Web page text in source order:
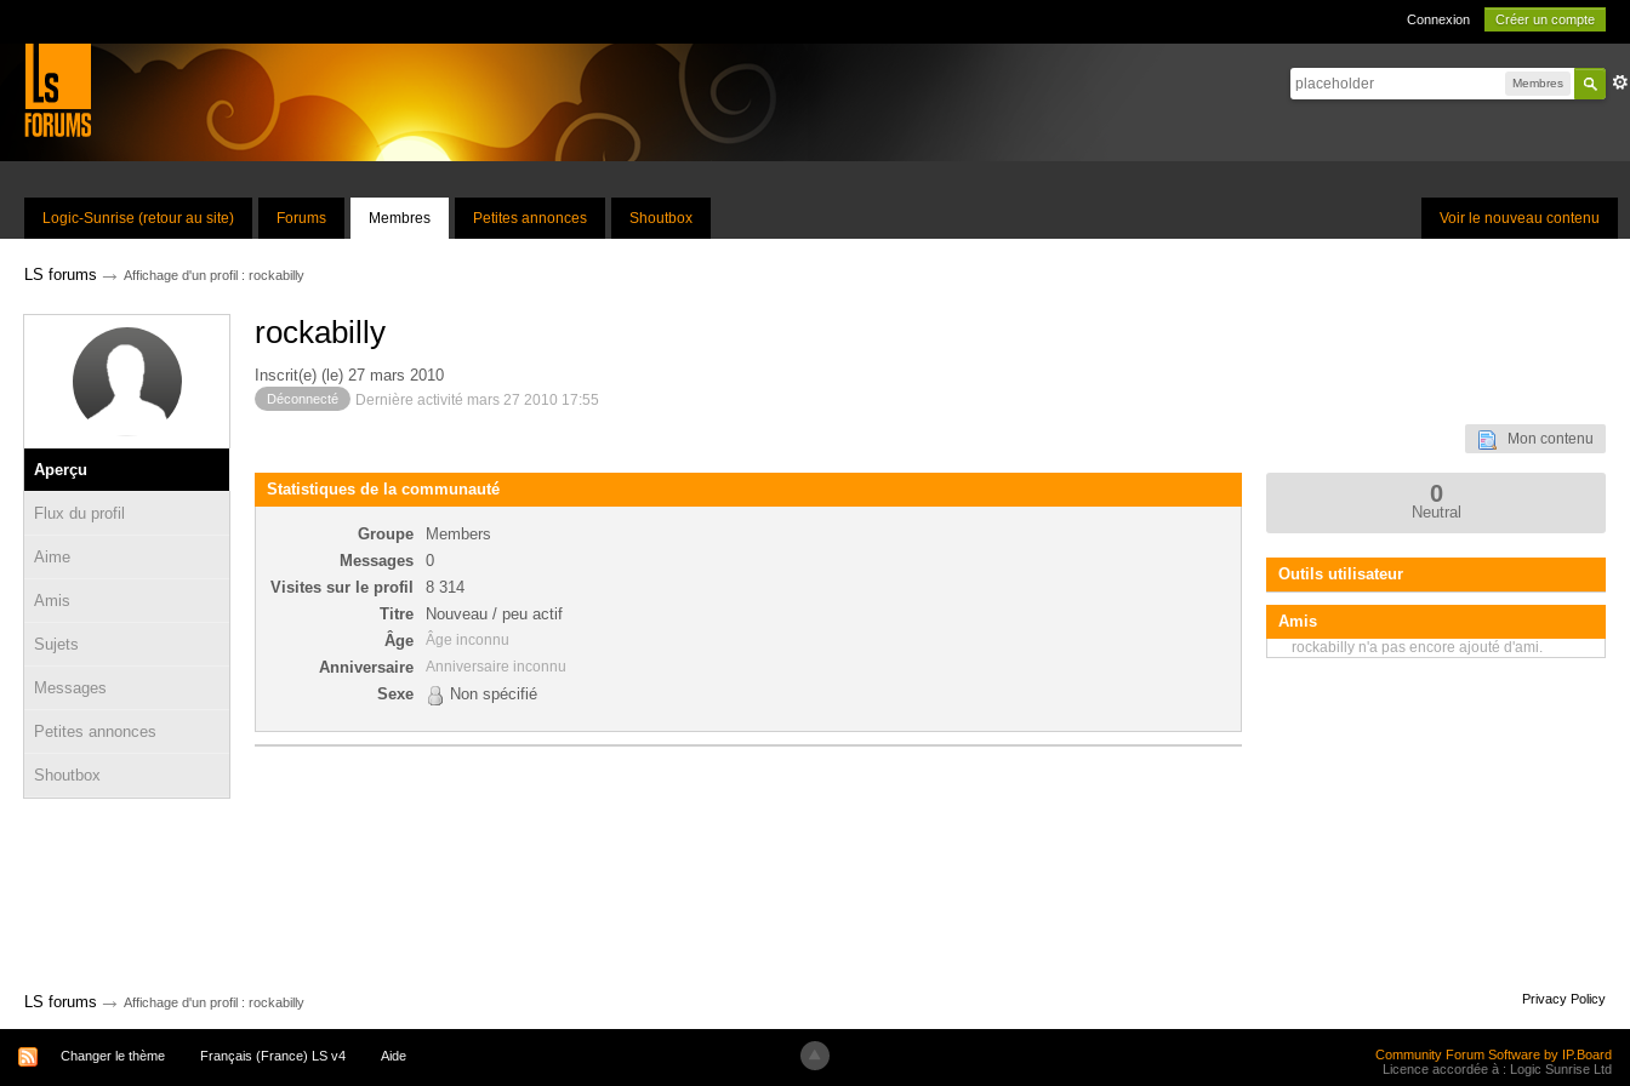
Connexion Créer un compte
Membres
Voir le nouveau contenu
Logic-Sunrise (retour au site) Forums Membres Petites annonces Shoutbox
LS forums → Affichage d'un profil : rockabilly
Aperçu
Flux du profil
Aime
Amis
Sujets
Messages
Petites annonces
Shoutbox
rockabilly
Inscrit(e) (le) 27 mars 2010
Déconnecté Dernière activité mars 27 2010 17:55
Mon contenu
Statistiques de la communauté
Groupe
Members
Messages
0
Visites sur le profil
8 314
Titre
Nouveau / peu actif
Âge
Âge inconnu
Anniversaire Anniversaire inconnu
Sexe Non spécifié
0
Neutral
Outils utilisateur
Amis
rockabilly n'a pas encore ajouté d'ami.
LS forums → Affichage d'un profil : rockabilly Privacy Policy
Changer le thème Français (France) LS v4 Aide
Community Forum Software by IP.Board
Licence accordée à : Logic Sunrise Ltd